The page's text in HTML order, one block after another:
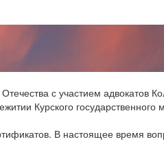
с участием адвокатов
Курского государственного
В настоящее время